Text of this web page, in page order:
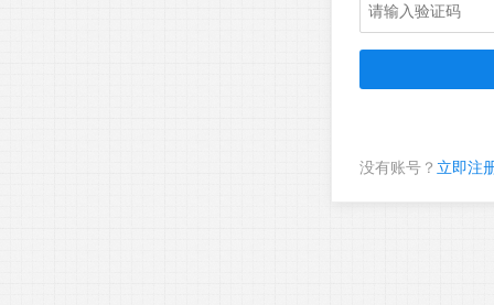
没有账号？ 立即注